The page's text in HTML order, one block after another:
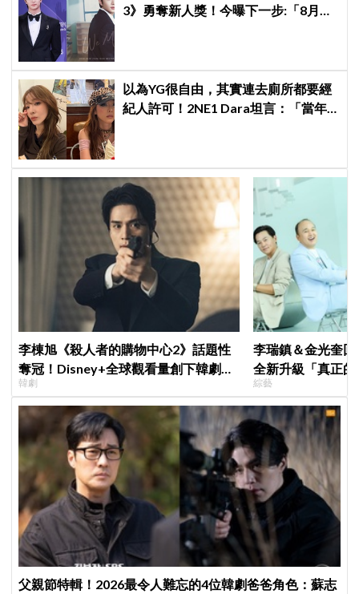
3》勇奪新人獎！今曝下一步:「8月底
以為YG很自由，其實連去廁所都要經
紀人許可！2NE1 Dara坦言：「當年
李棟旭《殺人者的購物中心2》話題性
奪冠！Disney+全球觀看量創下韓劇新
紀錄
韓劇
李瑞鎮＆金光奎
全新升級「真正
私生活都包辦！8
綜藝
父親節特輯！2026最令人難忘的4位韓劇爸爸角色：蘇志